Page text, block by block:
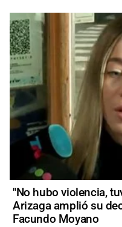
"No hubo violencia,
Arizaga amplió su
Facundo Moyano